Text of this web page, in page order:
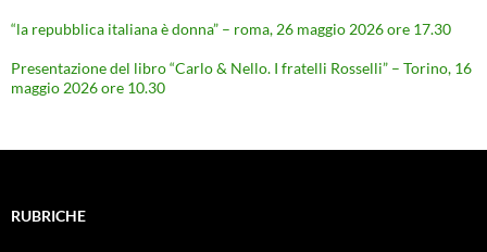
“la repubblica italiana è donna” – roma, 26 maggio 2026 ore 17.30
Presentazione del libro “Carlo & Nello. I fratelli Rosselli” – Torino, 16
maggio 2026 ore 10.30
RUBRICHE